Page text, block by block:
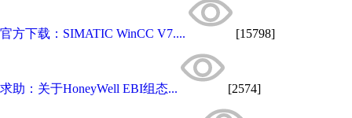
官方下载：SIMATIC WinCC V7.... [15798]
求助：关于HoneyWell EBI组态... [2574]